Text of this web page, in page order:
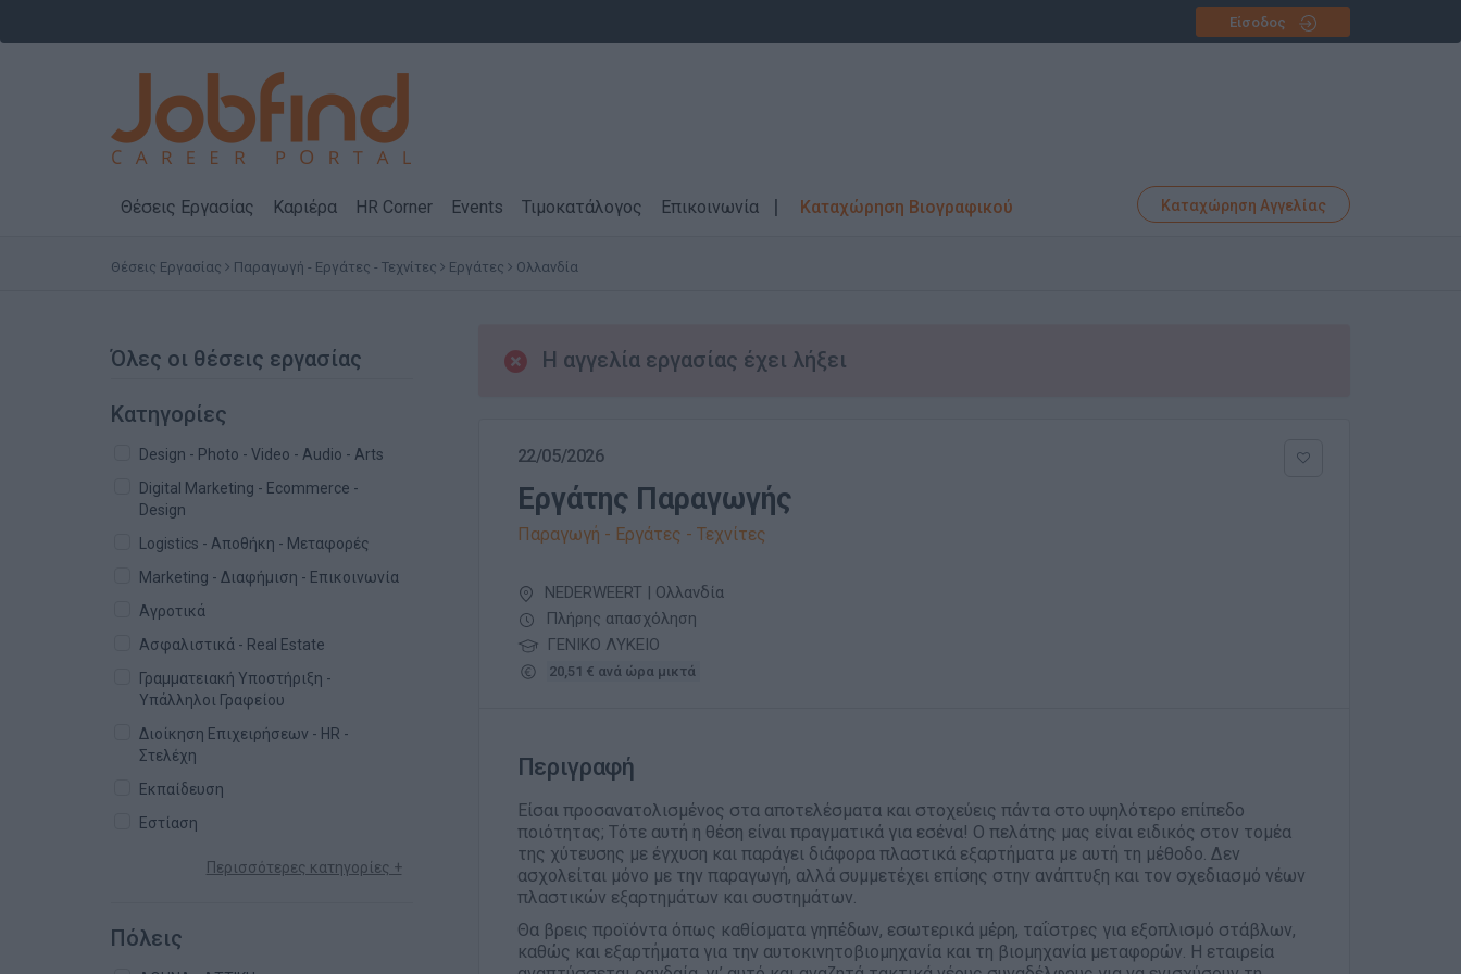
Είσοδος
Θέσεις Εργασίας Καριέρα HR Corner Events Τιμοκατάλογος Επικοινωνία Καταχώρηση Βιογραφικού Καταχώρηση Αγγελίας
Θέσεις Εργασίας Παραγωγή - Εργάτες - Τεχνίτες Εργάτες Ολλανδία
Όλες οι θέσεις εργασίας
Κατηγορίες
Design - Photo - Video - Audio - Arts
Digital Marketing - Ecommerce -
Design
Logistics - Αποθήκη - Μεταφορές
Marketing - Διαφήμιση - Επικοινωνία
Αγροτικά
Ασφαλιστικά - Real Estate
Γραμματειακή Υποστήριξη -
Υπάλληλοι Γραφείου
Διοίκηση Επιχειρήσεων - HR -
Στελέχη
Εκπαίδευση
Εστίαση
Περισσότερες κατηγορίες +
Πόλεις
Η αγγελία εργασίας έχει λήξει
22/05/2026
Εργάτης Παραγωγής
Παραγωγή - Εργάτες - Τεχνίτες
NEDERWEERT | Ολλανδία
Πλήρης απασχόληση
ΓΕΝΙΚΟ ΛΥΚΕΙΟ
20,51 € ανά ώρα μικτά
Περιγραφή
Είσαι προσανατολισμένος στα αποτελέσματα και στοχεύεις πάντα στο υψηλότερο επίπεδο
ποιότητας; Τότε αυτή η θέση είναι πραγματικά για εσένα! Ο πελάτης μας είναι ειδικός στον τομέα
της χύτευσης με έγχυση και παράγει διάφορα πλαστικά εξαρτήματα με αυτή τη μέθοδο. Δεν
ασχολείται μόνο με την παραγωγή, αλλά συμμετέχει επίσης στην ανάπτυξη και τον σχεδιασμό νέων
πλαστικών εξαρτημάτων και συστημάτων.
Θα βρεις προϊόντα όπως καθίσματα γηπέδων, εσωτερικά μέρη, ταΐστρες για εξοπλισμό στάβλων,
καθώς και εξαρτήματα για την αυτοκινητοβιομηχανία και τη βιομηχανία μεταφορών. Η εταιρεία